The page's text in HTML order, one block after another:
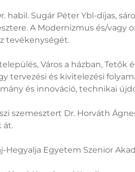
habil. Sugár Péter Ybl-díjas,
A Modernizmus és/vagy
tevékenységét.
Város a házban,
tervezési és kivitelezési
és innováció, technikai
szemesztert Dr. Horváth
át.
Hegyalja Egyetem Szenior